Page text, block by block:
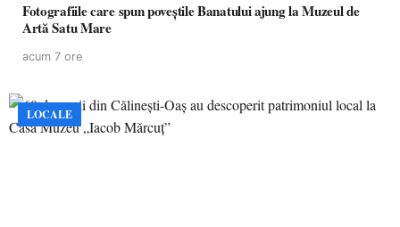
Fotografiile care spun poveștile Banatului ajung la Muzeul de
Artă Satu Mare
acum 7 ore
LOCALE